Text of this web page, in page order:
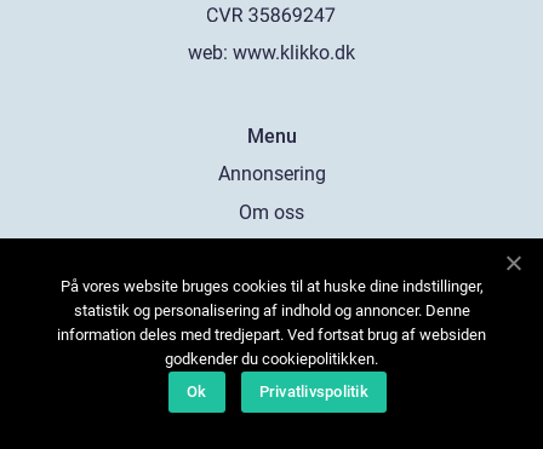
web: www.klikko.dk
Menu
Annonsering
Om oss
Kontakta oss
Sitemap
På vores website bruges cookies til at huske dine indstillinger,
statistik og personalisering af indhold og annoncer. Denne
information deles med tredjepart. Ved fortsat brug af websiden
godkender du cookiepolitikken.
Ok
Privatlivspolitik